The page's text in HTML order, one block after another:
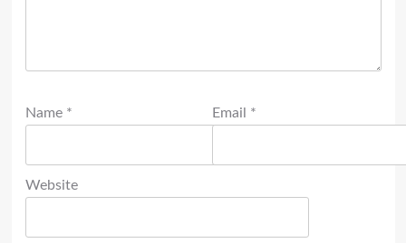
Name * Email *
Website